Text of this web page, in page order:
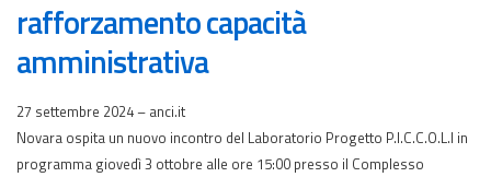
rafforzamento capacità
amministrativa
27 settembre 2024 – anci.it
Novara ospita un nuovo incontro del Laboratorio Progetto P.I.C.C.O.L.I in
programma giovedì 3 ottobre alle ore 15:00 presso il Complesso